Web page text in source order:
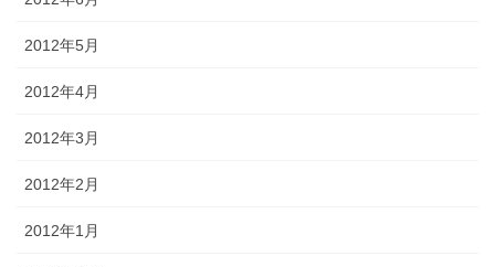
2012年5月
2012年4月
2012年3月
2012年2月
2012年1月